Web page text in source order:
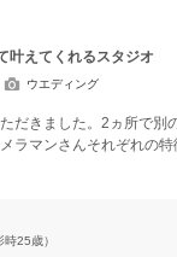
叶えてくれるスタジオ
ウエディング
だきました。2ヵ所で別
ラマンさんそれぞれの
です。明確にこのポー
真がある場合には、事前
時25歳）